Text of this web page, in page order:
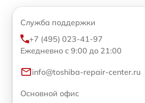
Служба поддержки
+7 (495) 023-41-97
Ежедневно с 9:00 до 21:00
info@toshiba-repair-center.ru
Основной офис